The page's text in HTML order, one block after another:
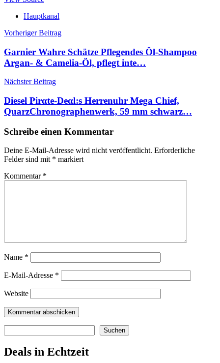
Hauptkanal
Beitragsnavigation
Vorheriger Beitrag
Garnier Wahre Schätze Pflegendes Öl-Shampoo
Argan- & Camelia-Öl, pflegt inte…
Nächster Beitrag
Diesel Pirαtе-Dеαl:s Herrenuhr Mega Chief,
QuarzChronographenwerk, 59 mm schwarz…
Schreibe einen Kommentar
Deine E-Mail-Adresse wird nicht veröffentlicht. Erforderliche
Felder sind mit * markiert
Kommentar *
Name *
E-Mail-Adresse *
Website
Suchen
Deals in Echtzeit